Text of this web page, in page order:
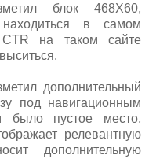
блок 468Х60,
в самом
на таком сайте
дополнительный
под навигационным
пустое место,
релевантную
дополнительную